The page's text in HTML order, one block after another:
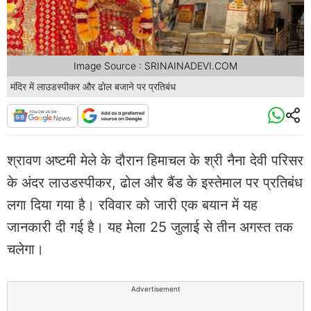
मंदिर में लाउडस्पीकर और ढोल बजाने पर प्रतिबंध
Image Source : SRINAINADEVI.COM
श्रावण अष्टमी मेले के दौरान हिमाचल के श्री नैना देवी परिसर
के अंदर लाउडस्पीकर, ढोल और बैंड के इस्तेमाल पर प्रतिबंध
लगा दिया गया है। रविवार को जारी एक बयान में यह
जानकारी दी गई है। यह मेला 25 जुलाई से तीन अगस्त तक
चलेगा।
Advertisement